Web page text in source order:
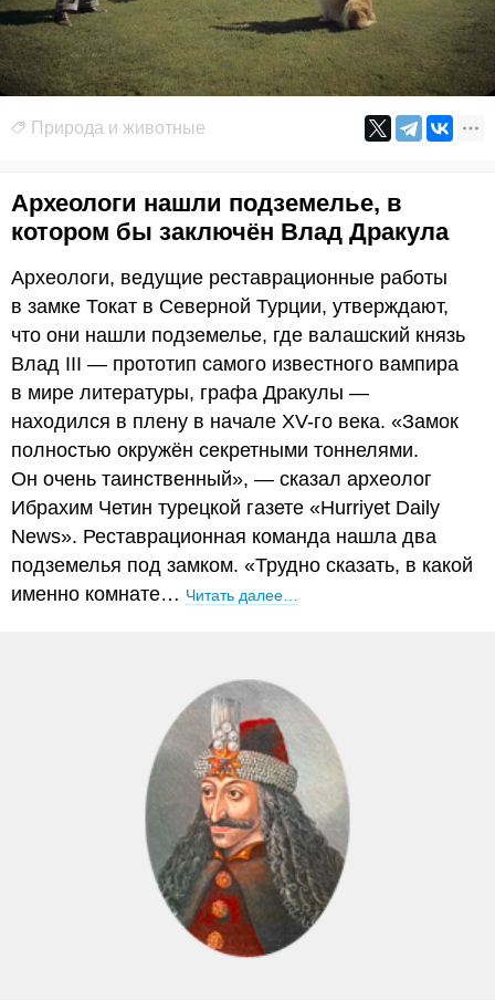
Природа и животные
Археологи нашли подземелье, в
котором бы заключён Влад Дракула
Археологи, ведущие реставрационные работы
в замке Токат в Северной Турции, утверждают,
что они нашли подземелье, где валашский князь
Влад III — прототип самого известного вампира
в мире литературы, графа Дракулы —
находился в плену в начале XV-го века. «Замок
полностью окружён секретными тоннелями.
Он очень таинственный», — сказал археолог
Ибрахим Четин турецкой газете «Hurriyet Daily
News». Реставрационная команда нашла два
подземелья под замком. «Трудно сказать, в какой
именно комнате… Читать далее…